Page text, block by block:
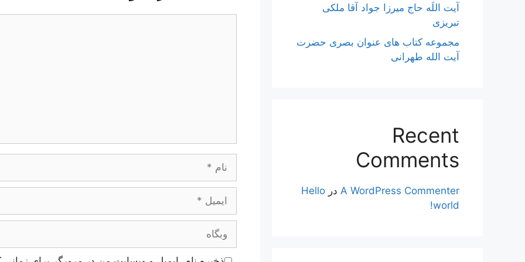
ایمیل
وبگاه
آیت اللَه حاج میرزا جواد آقا ملکی
تبریزی
مجموعه کتاب های عنوان بصری حضرت
آیت الله طهرانی
Recent
Comments
A WordPress Commenter در Hello
world!